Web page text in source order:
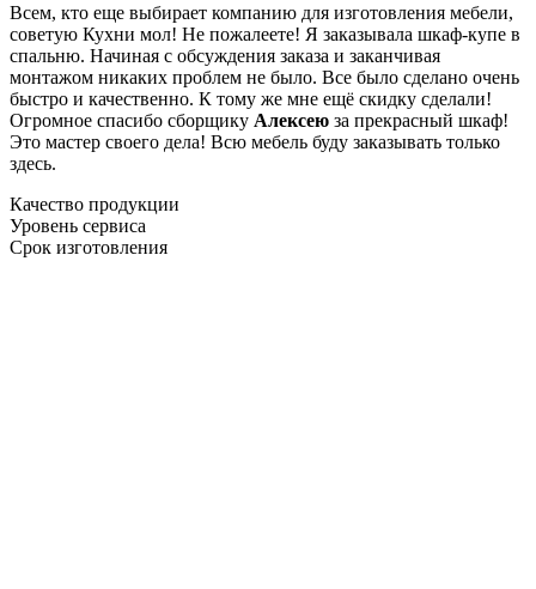
Всем, кто еще выбирает компанию для изготовления мебели,
советую Кухни мол! Не пожалеете! Я заказывала шкаф-купе в
спальню. Начиная с обсуждения заказа и заканчивая
монтажом никаких проблем не было. Все было сделано очень
быстро и качественно. К тому же мне ещё скидку сделали!
Огромное спасибо сборщику Алексею за прекрасный шкаф!
Это мастер своего дела! Всю мебель буду заказывать только
здесь.
Качество продукции
Уровень сервиса
Срок изготовления